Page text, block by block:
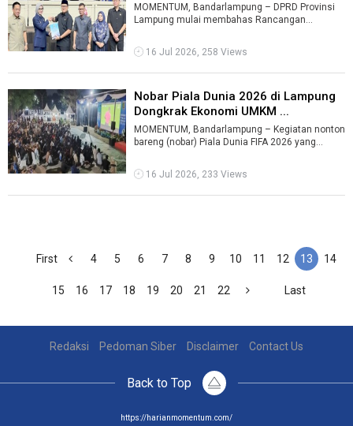
MOMENTUM, Bandarlampung – DPRD Provinsi
Lampung mulai membahas Rancangan
Pertanggungjawa ...
16 Jul 2026, 258 Views
Nobar Piala Dunia 2026 di Lampung
Dongkrak Ekonomi UMKM ...
MOMENTUM, Bandarlampung – Kegiatan nonton
bareng (nobar) Piala Dunia FIFA 2026 yang
16 Jul 2026, 233 Views
First 4 5 6 7 8 9 10 11 12 13 14
15 16 17 18 19 20 21 22 Last
Redaksi Pedoman Siber Disclaimer Contact Us
Back to Top
https://harianmomentum.com/